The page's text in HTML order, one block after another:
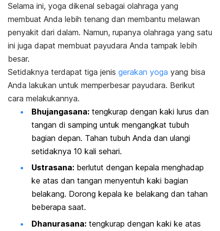
Selama ini, yoga dikenal sebagai olahraga yang
membuat Anda lebih tenang dan membantu melawan
penyakit dari dalam. Namun, rupanya olahraga yang satu
ini juga dapat membuat payudara Anda tampak lebih
besar.
Setidaknya terdapat tiga jenis gerakan yoga yang bisa
Anda lakukan untuk memperbesar payudara. Berikut
cara melakukannya.
Bhujangasana: tengkurap dengan kaki lurus dan
tangan di samping untuk mengangkat tubuh
bagian depan. Tahan tubuh Anda dan ulangi
setidaknya 10 kali sehari.
Ustrasana: berlutut dengan kepala menghadap
ke atas dan tangan menyentuh kaki bagian
belakang. Dorong kepala ke belakang dan tahan
beberapa saat.
Dhanurasana: tengkurap dengan kaki ke atas